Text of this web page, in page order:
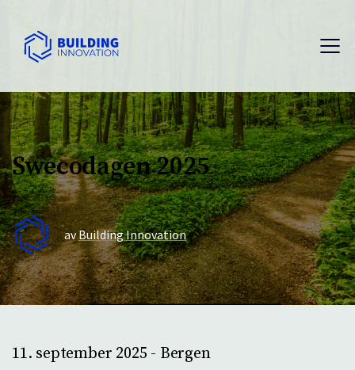
Swecodagen 2025
avBuilding Innovation
11. september 2025 - Bergen